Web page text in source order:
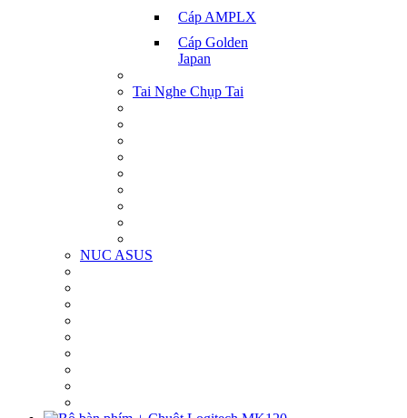
Cáp AMPLX
Cáp Golden
Japan
Tai Nghe Chụp Tai
NUC ASUS